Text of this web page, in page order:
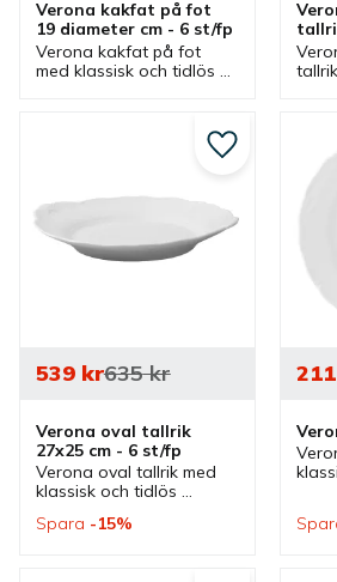
Verona kakfat på fot
19 diameter cm - 6 st/fp
Verona kakfat på fot
med klassisk och tidlös
och
Verona oval tallrik
27x25 cm - 6 st/fp
Verona oval tallrik med
klassisk och tidlös
talrik som passar bra
539kr635kr
Spara 15%
Lägg till i
bra
211